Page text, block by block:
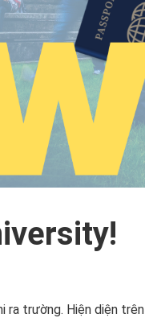
ra trường. Hiện diện trên